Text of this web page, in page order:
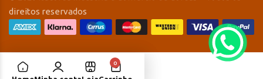
direitos reservados
0